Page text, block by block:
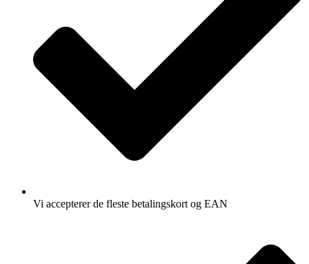
Vi accepterer de fleste betalingskort og EAN